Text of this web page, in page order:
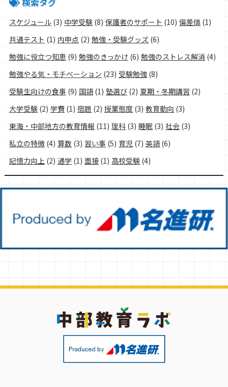
スケジュール(3) 中学受験 (8) 保護者のサポート (10) 偏差値 (1)
共通テスト (1) 内申点 (2) 勉強・受験グッズ (6)
勉強に役立つ知恵 (9) 勉強のきっかけ (6) 勉強のストレス解消 (4)
勉強やる気・モチベーション (23) 受験勉強 (8)
受験生向けの食事 (9) 国語(1) 塾選び (2) 夏期・冬期講習 (2)
大学受験(2) 学費 (1) 宿題 (2) 授業態度 (3) 教育動向 (3)
東海・中部地方の教育情報 (11) 理科 (3) 睡眠 (3) 社会 (3)
私立の特徴(4) 算数 (3) 習い事 (5) 育児 (7) 英語(6)
記憶力向上 (2) 通学 (1) 面接 (1) 高校受験 (4)